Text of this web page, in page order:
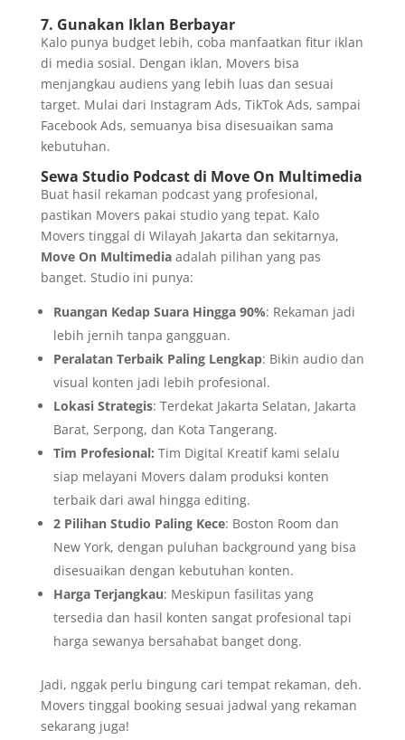
7. Gunakan Iklan Berbayar
Kalo punya budget lebih, coba manfaatkan fitur iklan
di media sosial. Dengan iklan, Movers bisa
menjangkau audiens yang lebih luas dan sesuai
target. Mulai dari Instagram Ads, TikTok Ads, sampai
Facebook Ads, semuanya bisa disesuaikan sama
kebutuhan.
Sewa Studio Podcast di Move On Multimedia
Buat hasil rekaman podcast yang profesional,
pastikan Movers pakai studio yang tepat. Kalo
Movers tinggal di Wilayah Jakarta dan sekitarnya,
Move On Multimediaadalah pilihan yang pas
banget. Studio ini punya:
Ruangan Kedap Suara Hingga 90%: Rekaman jadi
lebih jernih tanpa gangguan.
Peralatan Terbaik Paling Lengkap: Bikin audio dan
visual konten jadi lebih profesional.
Lokasi Strategis: Terdekat Jakarta Selatan, Jakarta
Barat, Serpong, dan Kota Tangerang.
Tim Profesional: Tim Digital Kreatif kami selalu
siap melayani Movers dalam produksi konten
terbaik dari awal hingga editing.
2 Pilihan Studio Paling Kece: Boston Room dan
New York, dengan puluhan background yang bisa
disesuaikan dengan kebutuhan konten.
Harga Terjangkau: Meskipun fasilitas yang
tersedia dan hasil konten sangat profesional tapi
harga sewanya bersahabat banget dong.
Jadi, nggak perlu bingung cari tempat rekaman, deh.
Movers tinggal booking sesuai jadwal yang rekaman
sekarang juga!